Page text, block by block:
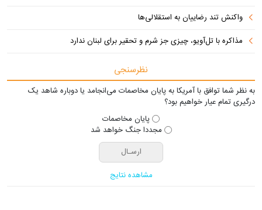
واکنش تند رضاییان به استقلالی‌ها
مذاکره با تل‌آویو، چیزی جز شرم و تحقیر برای لبنان ندارد
نظرسنجی
به نظر شما توافق با آمریکا به پایان مخاصمات می‌انجامد یا دوباره شاهد یک
درگیری تمام عیار خواهیم بود؟
پایان مخاصمات
مجددا جنگ خواهد شد
مشاهده نتایج